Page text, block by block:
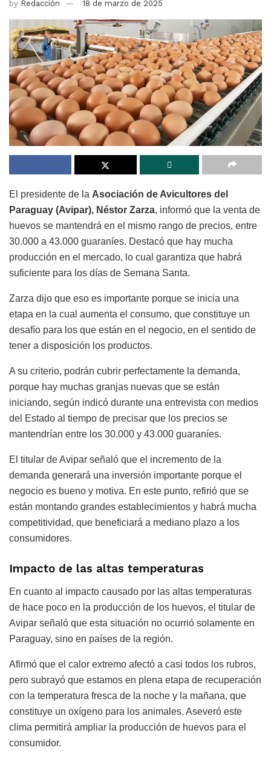
by Redacción 18 de marzo de 2025
El presidente de la Asociación de Avicultores del
Paraguay (Avipar), Néstor Zarza, informó que la venta de
huevos se mantendrá en el mismo rango de precios, entre
30.000 a 43.000 guaraníes. Destacó que hay mucha
producción en el mercado, lo cual garantiza que habrá
suficiente para los días de Semana Santa.
Zarza dijo que eso es importante porque se inicia una
etapa en la cual aumenta el consumo, que constituye un
desafío para los que están en el negocio, en el sentido de
tener a disposición los productos.
A su criterio, podrán cubrir perfectamente la demanda,
porque hay muchas granjas nuevas que se están
iniciando, según indicó durante una entrevista con medios
del Estado al tiempo de precisar que los precios se
mantendrían entre los 30.000 y 43.000 guaraníes.
El titular de Avipar señaló que el incremento de la
demanda generará una inversión importante porque el
negocio es bueno y motiva. En este punto, refirió que se
están montando grandes establecimientos y habrá mucha
competitividad, que beneficiará a mediano plazo a los
consumidores.
Impacto de las altas temperaturas
En cuanto al impacto causado por las altas temperaturas
de hace poco en la producción de los huevos, el titular de
Avipar señaló que esta situación no ocurrió solamente en
Paraguay, sino en países de la región.
Afirmó que el calor extremo afectó a casi todos los rubros,
pero subrayó que estamos en plena etapa de recuperación
con la temperatura fresca de la noche y la mañana, que
constituye un oxígeno para los animales. Aseveró este
clima permitirá ampliar la producción de huevos para el
consumidor.